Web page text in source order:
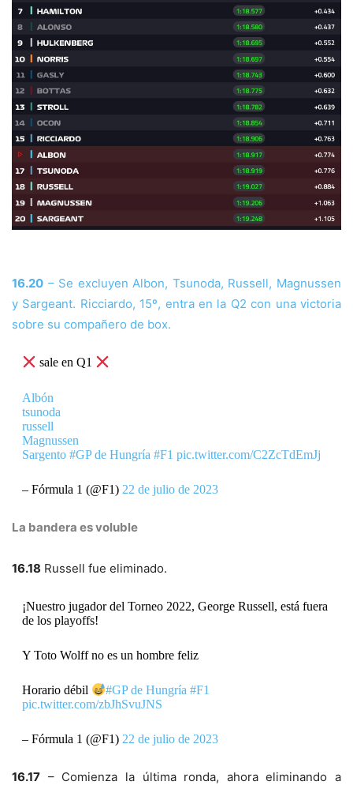
16.20 – Se excluyen Albon, Tsunoda, Russell, Magnussen
y Sargeant. Ricciardo, 15º, entra en la Q2 con una victoria
sobre su compañero de box.
sale en Q1
Albón
tsunoda
russell
Magnussen
Sargento #GP de Hungría #F1 pic.twitter.com/C2ZcTdEmJj
– Fórmula 1 (@F1) 22 de julio de 2023
La bandera es voluble
16.18 Russell fue eliminado.
¡Nuestro jugador del Torneo 2022, George Russell, está fuera
de los playoffs!
Y Toto Wolff no es un hombre feliz
Horario débil #GP de Hungría #F1
pic.twitter.com/zbJhSvuJNS
– Fórmula 1 (@F1) 22 de julio de 2023
16.17 – Comienza la última ronda, ahora eliminando a